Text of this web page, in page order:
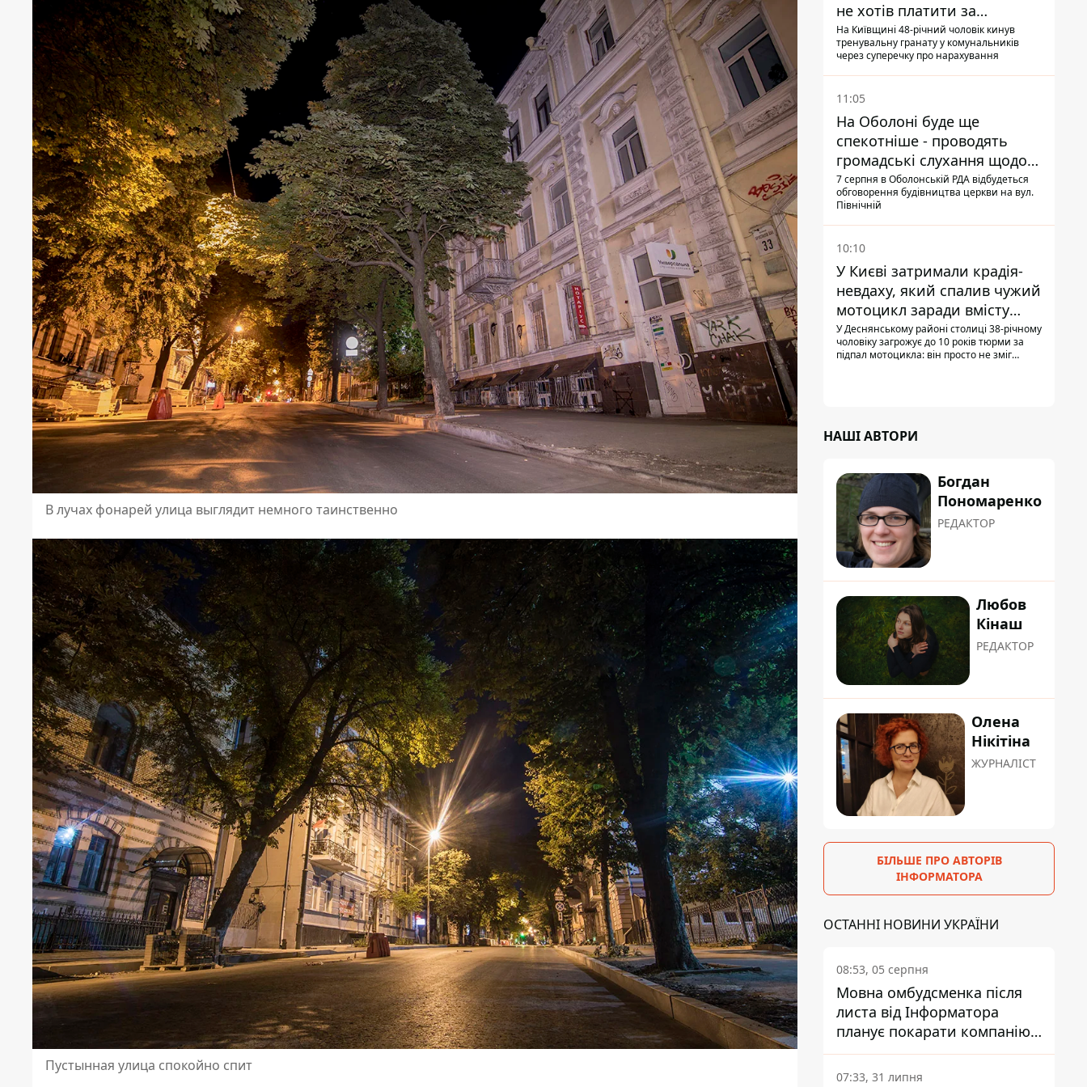
В лучах фонарей улица выглядит немного таинственно
Пустынная улица спокойно спит
не хотів платити за
квитанціями
На Київщині 48-річний чоловік кинув
тренувальну гранату у комунальників
через суперечку про нарахування
11:05
На Оболоні буде ще
спекотніше - проводять
громадські слухання щодо
храму УГКЦ на Північній
7 серпня в Оболонській РДА відбудеться
обговорення будівництва церкви на вул.
Північній
10:10
У Києві затримали крадія-
невдаху, який спалив чужий
мотоцикл заради вмісту
багажника
У Деснянському районі столиці 38-річному
чоловіку загрожує до 10 років тюрми за
підпал мотоцикла: він просто не зміг
НАШІ АВТОРИ
Богдан
Пономаренко
РЕДАКТОР
Любов
Кінаш
РЕДАКТОР
Олена
Нікітіна
ЖУРНАЛІСТ
БІЛЬШЕ ПРО АВТОРІВ
ІНФОРМАТОРА
ОСТАННІ НОВИНИ УКРАЇНИ
08:53, 05 серпня
Мовна омбудсменка після
листа від Інформатора
планує покарати компанію-
підрядника ПриватБанку
07:33, 31 липня